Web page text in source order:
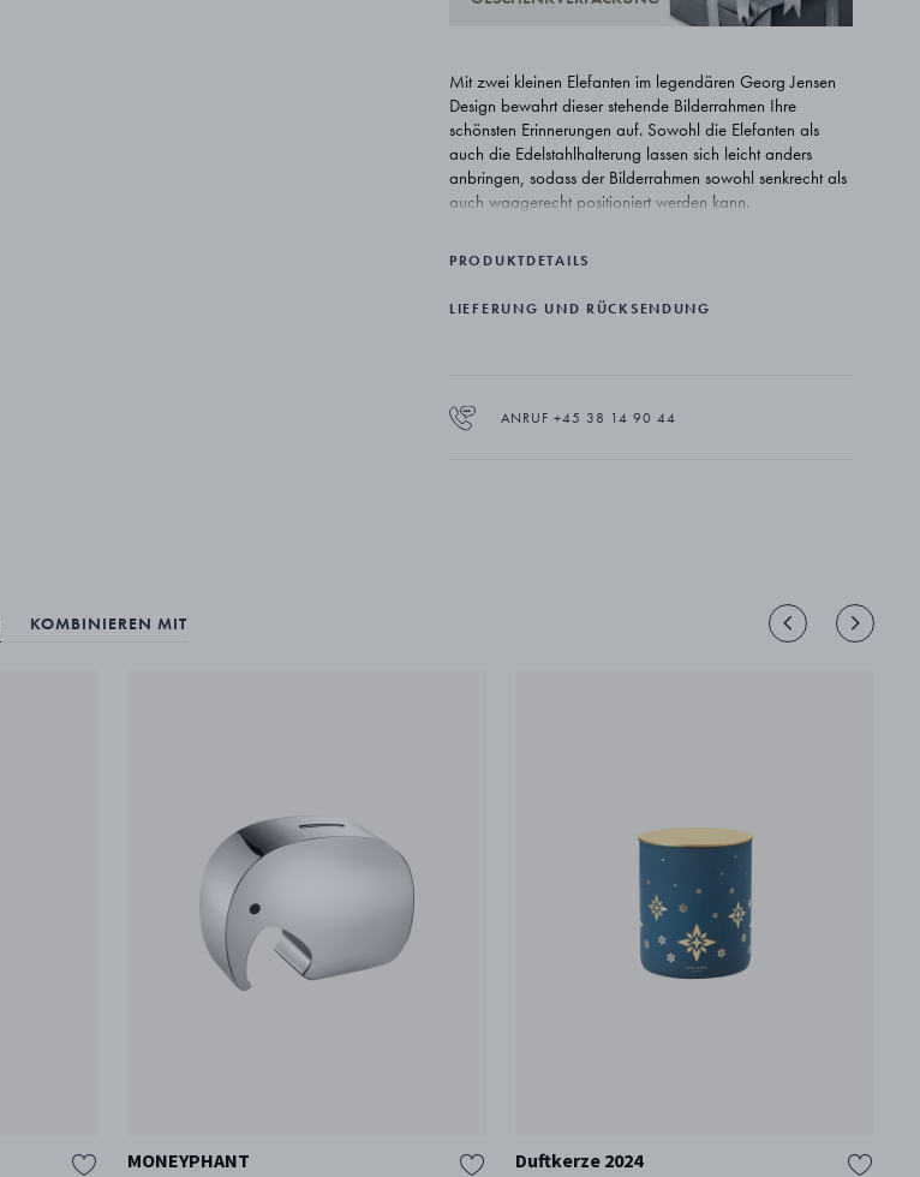
Mit zwei kleinen Elefanten im legendären Georg Jensen
Design bewahrt dieser stehende Bilderrahmen Ihre
schönsten Erinnerungen auf. Sowohl die Elefanten als
auch die Edelstahlhalterung lassen sich leicht anders
anbringen, sodass der Bilderrahmen sowohl senkrecht als
auch waagerecht positioniert werden kann.
PRODUKTDETAILS
LIEFERUNG UND RÜCKSENDUNG
ANRUF +45 38 14 90 44
KOMBINIEREN MIT
MONEYPHANT Duftkerze 2024